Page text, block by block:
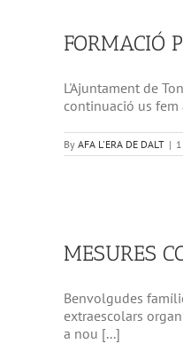
FORMACIÓ
L'Ajuntament de
continuació us fem
By AFA L'ERA DE DALT |
MESURES
Benvolgudes
extraescolars
a nou [...]